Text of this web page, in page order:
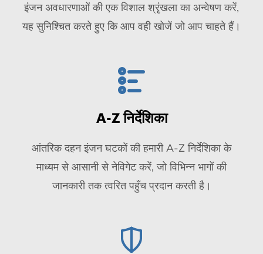
इंजन अवधारणाओं की एक विशाल श्रृंखला का अन्वेषण करें,
यह सुनिश्चित करते हुए कि आप वही खोजें जो आप चाहते हैं।
A-Z निर्देशिका
आंतरिक दहन इंजन घटकों की हमारी A-Z निर्देशिका के
माध्यम से आसानी से नेविगेट करें, जो विभिन्न भागों की
जानकारी तक त्वरित पहुँच प्रदान करती है।